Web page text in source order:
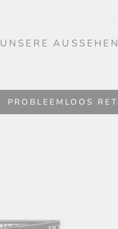
UNSERE AUSSEHEN
PROBLEEMLOOS